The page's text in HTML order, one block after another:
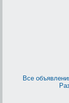
Все